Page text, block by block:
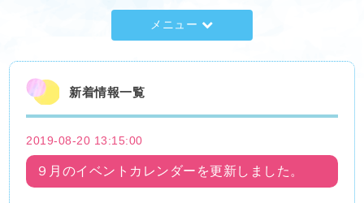
メニュー
新着情報一覧
2019-08-20 13:15:00
９月のイベントカレンダーを更新しました。